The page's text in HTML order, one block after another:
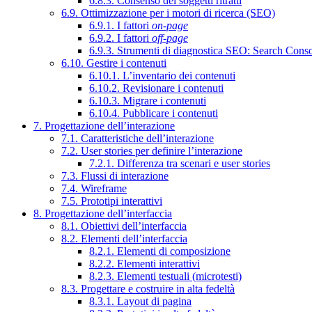
6.9. Ottimizzazione per i motori di ricerca (SEO)
6.9.1. I fattori on-page
6.9.2. I fattori off-page
6.9.3. Strumenti di diagnostica SEO: Search
6.10. Gestire i contenuti
6.10.1. L’inventario dei contenuti
6.10.2. Revisionare i contenuti
6.10.3. Migrare i contenuti
6.10.4. Pubblicare i contenuti
7. Progettazione dell’interazione
7.1. Caratteristiche dell’interazione
7.2. User stories per definire l’interazione
7.2.1. Differenza tra scenari e user stories
7.3. Flussi di interazione
7.4. Wireframe
7.5. Prototipi interattivi
8. Progettazione dell’interfaccia
8.1. Obiettivi dell’interfaccia
8.2. Elementi dell’interfaccia
8.2.1. Elementi di composizione
8.2.2. Elementi interattivi
8.2.3. Elementi testuali (microtesti)
8.3. Progettare e costruire in alta fedeltà
8.3.1. Layout di pagina